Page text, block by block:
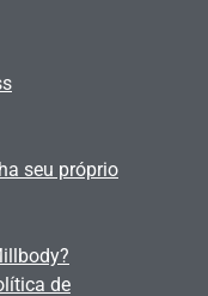
seu próprio
de